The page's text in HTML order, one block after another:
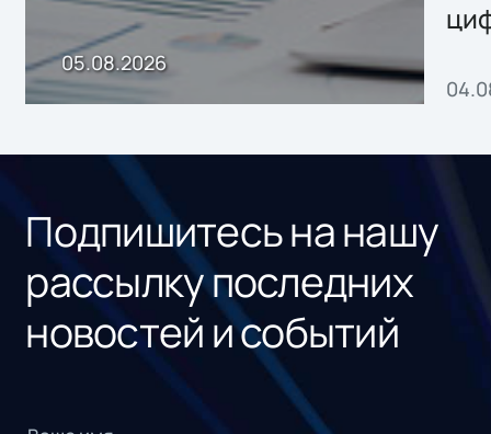
05.08.2026
Подпишитесь на нашу
рассылку последних
новостей и событий